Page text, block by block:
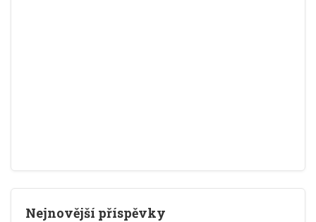
Nejnovější příspěvky